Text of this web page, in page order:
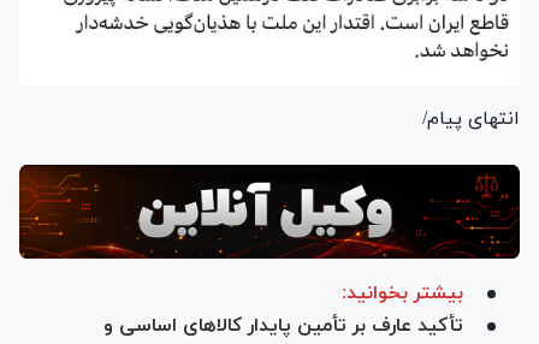
انتهای پیام/
بیشتر بخوانید:
تأکید عارف بر تأمین پایدار کالا‌های اساسی و